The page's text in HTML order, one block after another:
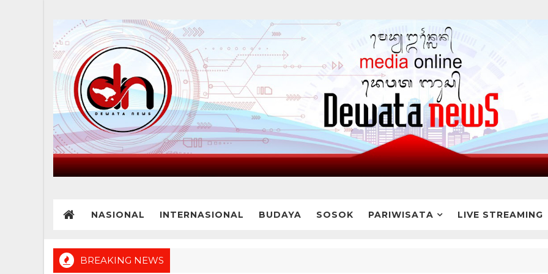
NASIONAL INTERNASIONAL BUDAYA SOSOK PARIWISATA LIVE STREAMING
BREAKING NEWS